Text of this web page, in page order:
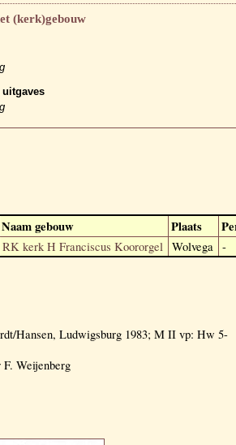
(kerk)gebouw
Naam gebouw Plaats
RK kerk H Franciscus Koororgel Wolvega -
Hansen, Ludwigsburg 1983; M II vp: Hw 5-
Weijenberg